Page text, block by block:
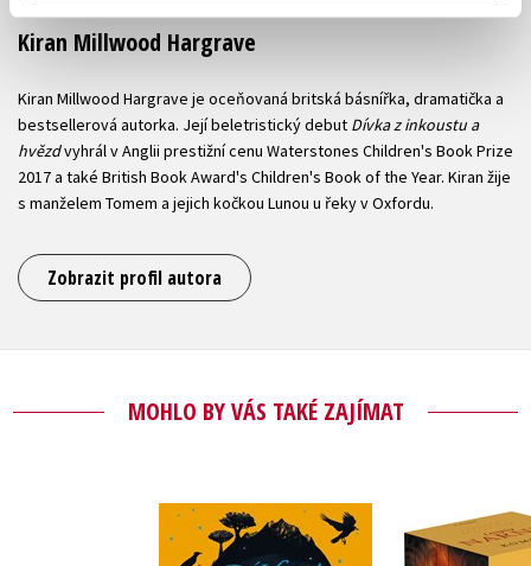
Kiran Millwood Hargrave
Kiran Millwood Hargrave je oceňovaná britská básnířka, dramatička a
bestsellerová autorka. Její beletristický debut Dívka z inkoustu a
hvězdvyhrál v Anglii prestižní cenu Waterstones Children's Book Prize
2017 a také British Book Award's Children's Book of the Year. Kiran žije
s manželem Tomem a jejich kočkou Lunou u řeky v Oxfordu.
Zobrazit profil autora
MOHLO BY VÁS TAKÉ ZAJÍMAT
Dívka z inkoustu a
hvězd
NARNIE –
1.-7.díl